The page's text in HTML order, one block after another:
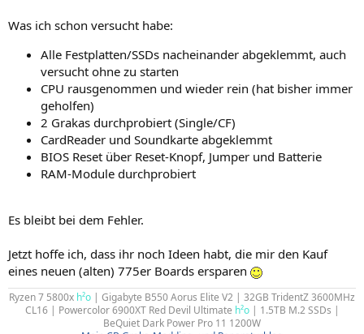
Was ich schon versucht habe:
Alle Festplatten/SSDs nacheinander abgeklemmt, auch
versucht ohne zu starten
CPU rausgenommen und wieder rein (hat bisher immer
geholfen)
2 Grakas durchprobiert (Single/CF)
CardReader und Soundkarte abgeklemmt
BIOS Reset über Reset-Knopf, Jumper und Batterie
RAM-Module durchprobiert
Es bleibt bei dem Fehler.
Jetzt hoffe ich, dass ihr noch Ideen habt, die mir den Kauf
eines neuen (alten) 775er Boards ersparen
Ryzen 7 5800x h²o | Gigabyte B550 Aorus Elite V2 | 32GB TridentZ 3600MHz
CL16 | Powercolor 6900XT Red Devil Ultimate h²o| 1.5TB M.2 SSDs |
BeQuiet Dark Power Pro 11 1200W